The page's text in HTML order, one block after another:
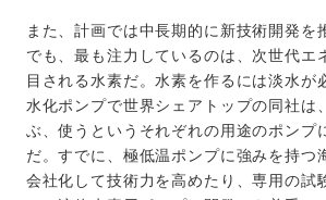
また、計画では中長期的に新技術開発を
でも、最も注力しているのは、次世代エ
目される水素だ。水素を作るには淡水が
水化ポンプで世界シェアトップの同社は
ぶ、使うというそれぞれの用途のポンプ
だ。すでに、極低温ポンプに強みを持つ
会社化して技術力を高めたり、専用の試